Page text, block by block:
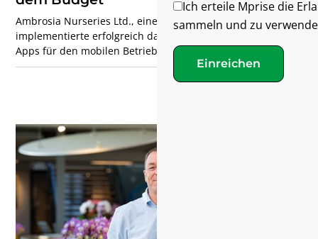
Ich erteile Mprise die
sammeln und zu
Einreichen
Ambrosia Nurseries Ltd., eine Gärtnerei in Familienbesitz,
implementierte erfolgreich das Agriware ERP-System und
Apps für den mobilen Betrieb, die auf Microsoft Dynamics
365 Business Central (BC25) basieren. Unter der Leitung
von Jake Kitson und seinem Vater Greg schloss dieser
dem Kostenrahmen. Dabei nutzte er leistungsstarke Tools,
um seine ehrgeizigen Expansionspläne zur Verdoppelung
der Produktionsfläche voranzutreiben...